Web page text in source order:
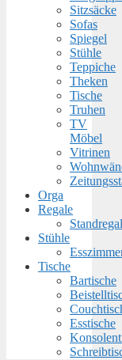
Sitzsäcke
Sofas
Spiegel
Stühle
Teppiche
Theken
Tische
Truhen
TV
Möbel
Vitrinen
Orga
Regale
Stühle
Tische
Bartische
Esstische